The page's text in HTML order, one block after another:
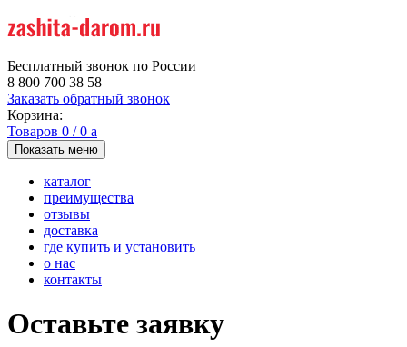
Бесплатный звонок по России
8 800 700 38 58
Заказать обратный звонок
Корзина:
Товаров 0 /0 a
Показать меню
каталог
преимущества
отзывы
доставка
где купить и установить
о нас
контакты
Оставьте заявку